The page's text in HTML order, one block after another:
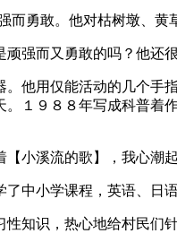
勇敢。他对枯树墩、黄
强而又勇敢的吗？他还很
他用仅能活动的几个手
１９８８年写成科普着
小溪流的歌】，我心潮
中小学课程，英语、日
知识，热心地给村民